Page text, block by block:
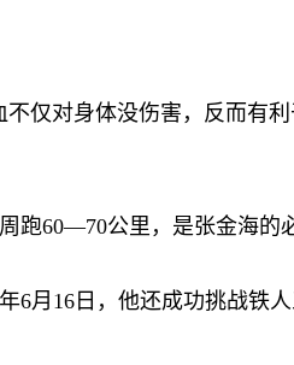
对身体没伤害，反而有
60—70公里，是张金海的必
16日，他还成功挑战铁人